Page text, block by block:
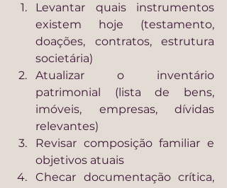
Levantar quais instrumentos
existem hoje (testamento,
doações, contratos, estrutura
societária)
Atualizar o inventário
patrimonial (lista de bens,
imóveis, empresas, dívidas
relevantes)
Revisar composição familiar e
objetivos atuais
Checar documentação crítica,